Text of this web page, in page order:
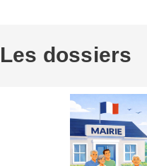
Les dossiers